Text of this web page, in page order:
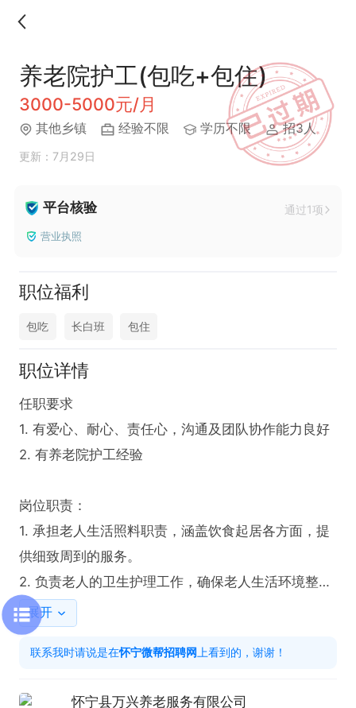
养老院护工(包吃+包住)
3000-5000元/月
其他乡镇 经验不限 学历不限 招3人
更新：7月29日
平台核验 通过1项
营业执照
职位福利
包吃 长白班 包住
职位详情
任职要求
1. 有爱心、耐心、责任心，沟通及团队协作能力良好
2. 有养老院护工经验
岗位职责：
1. 承担老人生活照料职责，涵盖饮食起居各方面，提
供细致周到的服务。
2. 负责老人的卫生护理工作，确保老人生活环境整洁
舒适，身体状况良好。
如果感兴趣，请在投递简历后打电话联系吧！
展开
联系我时请说是在怀宁微帮招聘网 上看到的，谢谢！
怀宁县万兴养老服务有限公司